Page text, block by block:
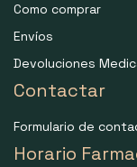
Como comprar
Envíos
Devoluciones
Contactar
Formulario de
Horario